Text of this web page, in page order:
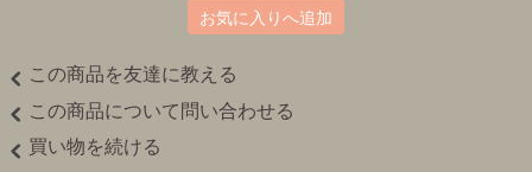
お気に入りへ追加
この商品を友達に教える
この商品について問い合わせる
買い物を続ける